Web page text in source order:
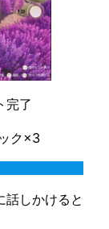
完了
ク×3
話しかけると